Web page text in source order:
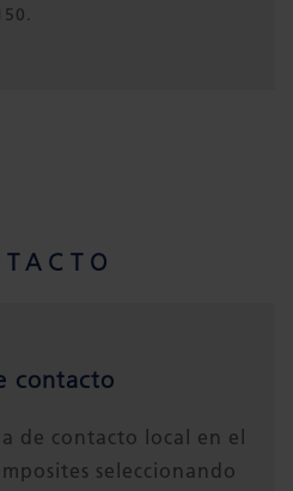
contacto
de contacto local en el
seleccionando